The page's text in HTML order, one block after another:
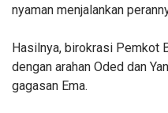
nyaman menjalankan
Hasilnya, birokrasi Pemkot
dengan arahan Oded dan
gagasan Ema.